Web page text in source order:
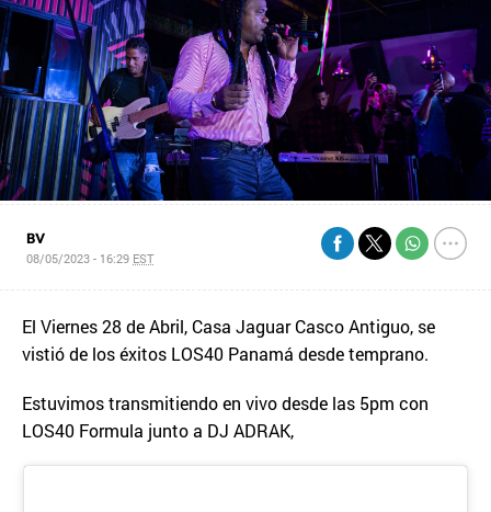
BV
08/05/2023 - 16:29 EST
El Viernes 28 de Abril, Casa Jaguar Casco Antiguo, se
vistió de los éxitos LOS40 Panamá desde temprano.
Estuvimos transmitiendo en vivo desde las 5pm con
LOS40 Formula junto a DJ ADRAK,